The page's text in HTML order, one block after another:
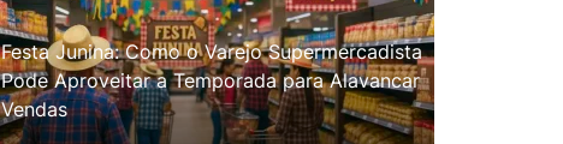
Festa Junina: Como o Varejo Supermercadista
Pode Aproveitar a Temporada para Alavancar
Vendas